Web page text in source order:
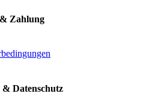
Zahlung
Datenschutz